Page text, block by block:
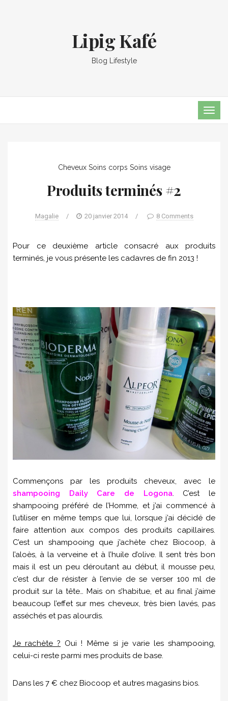
Lipig Kafé
Blog Lifestyle
Cheveux Soins corps Soins visage
Produits terminés #2
Magalie / 20 janvier 2014 / 8 Comments
Pour ce deuxième article consacré aux produits
terminés, je vous présente les cadavres de fin 2013 !
Commençons par les produits cheveux, avec le
shampooing Daily Care de Logona. C’est le
shampooing préféré de l’Homme, et j’ai commencé à
l’utiliser en même temps que lui, lorsque j’ai décidé de
faire attention aux compos des produits capillaires.
C’est un shampooing que j’achète chez Biocoop, à
l’aloès, à la verveine et à l’huile d’olive. Il sent très bon
mais il est un peu déroutant au début, il mousse peu,
c’est dur de résister à l’envie de se verser 100 ml de
produit sur la tête… Mais on s’habitue, et au final j’aime
beaucoup l’effet sur mes cheveux, très bien lavés, pas
asséchés et pas alourdis.
Je rachète ? Oui ! Même si je varie les shampooing,
celui-ci reste parmi mes produits de base.
Dans les 7 € chez Biocoop et autres magasins bios.